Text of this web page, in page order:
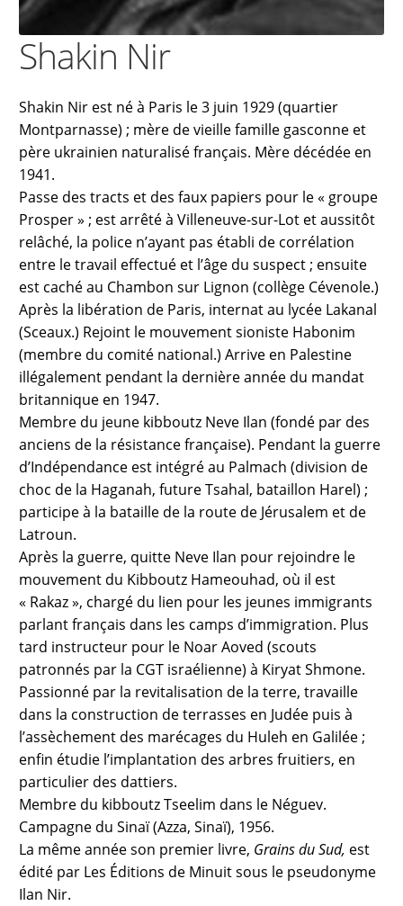
Shakin Nir
Shakin Nir est né à Paris le 3 juin 1929 (quartier
Montparnasse) ; mère de vieille famille gasconne et
père ukrainien naturalisé français. Mère décédée en
1941.
Passe des tracts et des faux papiers pour le « groupe
Prosper » ; est arrêté à Villeneuve-sur-Lot et aussitôt
relâché, la police n’ayant pas établi de corrélation
entre le travail effectué et l’âge du suspect ; ensuite
est caché au Chambon sur Lignon (collège Cévenole.)
Après la libération de Paris, internat au lycée Lakanal
(Sceaux.) Rejoint le mouvement sioniste Habonim
(membre du comité national.) Arrive en Palestine
illégalement pendant la dernière année du mandat
britannique en 1947.
Membre du jeune kibboutz Neve Ilan (fondé par des
anciens de la résistance française). Pendant la guerre
d’Indépendance est intégré au Palmach (division de
choc de la Haganah, future Tsahal, bataillon Harel) ;
participe à la bataille de la route de Jérusalem et de
Latroun.
Après la guerre, quitte Neve Ilan pour rejoindre le
mouvement du Kibboutz Hameouhad, où il est
« Rakaz », chargé du lien pour les jeunes immigrants
parlant français dans les camps d’immigration. Plus
tard instructeur pour le Noar Aoved (scouts
patronnés par la CGT israélienne) à Kiryat Shmone.
Passionné par la revitalisation de la terre, travaille
dans la construction de terrasses en Judée puis à
l’assèchement des marécages du Huleh en Galilée ;
enfin étudie l’implantation des arbres fruitiers, en
particulier des dattiers.
Membre du kibboutz Tseelim dans le Néguev.
Campagne du Sinaï (Azza, Sinaï), 1956.
La même année son premier livre, Grains du Sud, est
édité par Les Éditions de Minuit sous le pseudonyme
Ilan Nir.